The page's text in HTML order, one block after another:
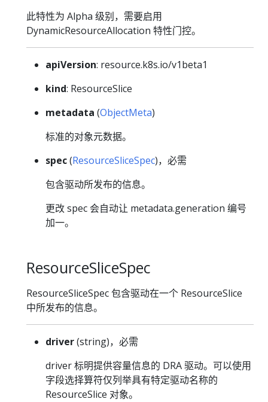
此特性为 Alpha 级别，需要启用
DynamicResourceAllocation 特性门控。
apiVersion: resource.k8s.io/v1beta1
kind: ResourceSlice
metadata (ObjectMeta)
标准的对象元数据。
spec(ResourceSliceSpec)，必需
包含驱动所发布的信息。
更改 spec 会自动让 metadata.generation 编号
加一。
ResourceSliceSpec
ResourceSliceSpec 包含驱动在一个 ResourceSlice
中所发布的信息。
driver(string)，必需
driver 标明提供容量信息的 DRA 驱动。可以使用
字段选择算符仅列举具有特定驱动名称的
ResourceSlice 对象。